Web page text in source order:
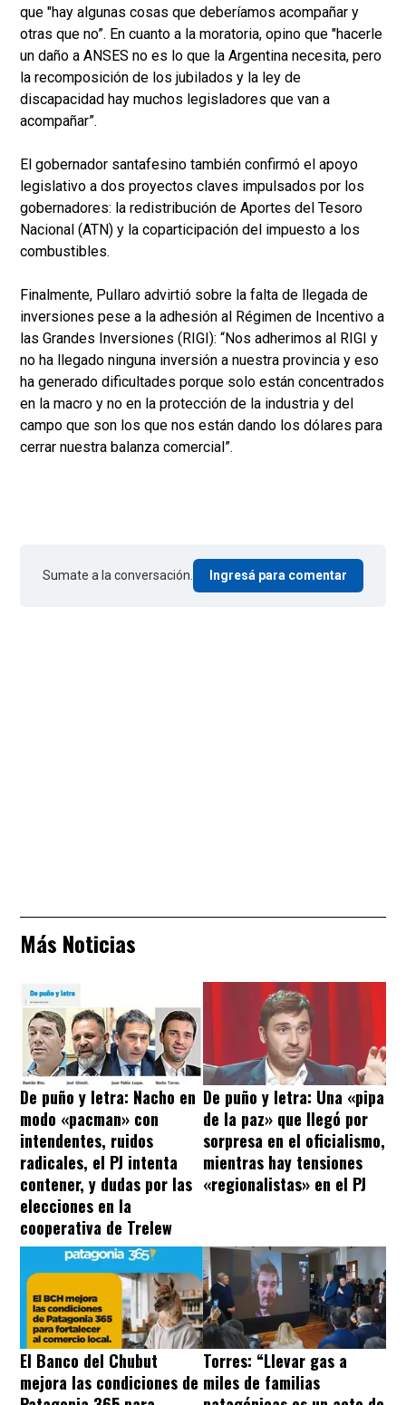
que "hay algunas cosas que deberíamos acompañar y
otras que no”. En cuanto a la moratoria, opino que "hacerle
un daño a ANSES no es lo que la Argentina necesita, pero
la recomposición de los jubilados y la ley de
discapacidad hay muchos legisladores que van a
acompañar”.
El gobernador santafesino también confirmó el apoyo
legislativo a dos proyectos claves impulsados por los
gobernadores: la redistribución de Aportes del Tesoro
Nacional (ATN) y la coparticipación del impuesto a los
combustibles.
Finalmente, Pullaro advirtió sobre la falta de llegada de
inversiones pese a la adhesión al Régimen de Incentivo a
las Grandes Inversiones (RIGI): “Nos adherimos al RIGI y
no ha llegado ninguna inversión a nuestra provincia y eso
ha generado dificultades porque solo están concentrados
en la macro y no en la protección de la industria y del
campo que son los que nos están dando los dólares para
cerrar nuestra balanza comercial”.
Sumate a la conversación. Ingresá para comentar
Más Noticias
De puño y letra: Nacho en
modo «pacman» con
intendentes, ruidos
radicales, el PJ intenta
contener, y dudas por las
elecciones en la
cooperativa de Trelew
De puño y letra: Una «pipa
de la paz» que llegó por
sorpresa en el oficialismo,
mientras hay tensiones
«regionalistas» en el PJ
El Banco del Chubut
mejora las condiciones de
Torres: “Llevar gas a
miles de familias